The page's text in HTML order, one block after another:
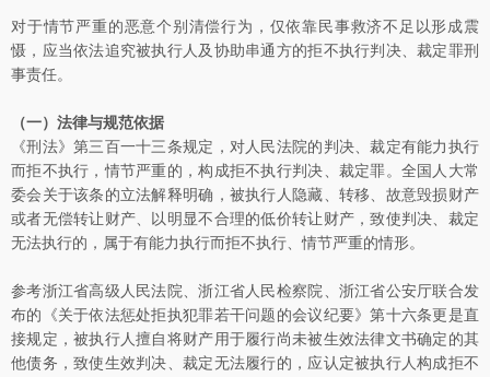
对于情节严重的恶意个别清偿行为，仅依靠民事救济不足以形成震
慑，应当依法追究被执行人及协助串通方的拒不执行判决、裁定罪刑
事责任。
（一）法律与规范依据
《刑法》第三百一十三条规定，对人民法院的判决、裁定有能力执行
而拒不执行，情节严重的，构成拒不执行判决、裁定罪。全国人大常
委会关于该条的立法解释明确，被执行人隐藏、转移、故意毁损财产
或者无偿转让财产、以明显不合理的低价转让财产，致使判决、裁定
无法执行的，属于有能力执行而拒不执行、情节严重的情形。
参考浙江省高级人民法院、浙江省人民检察院、浙江省公安厅联合发
布的《关于依法惩处拒执犯罪若干问题的会议纪要》第十六条更是直
接规定，被执行人擅自将财产用于履行尚未被生效法律文书确定的其
他债务，致使生效判决、裁定无法履行的，应认定被执行人构成拒不